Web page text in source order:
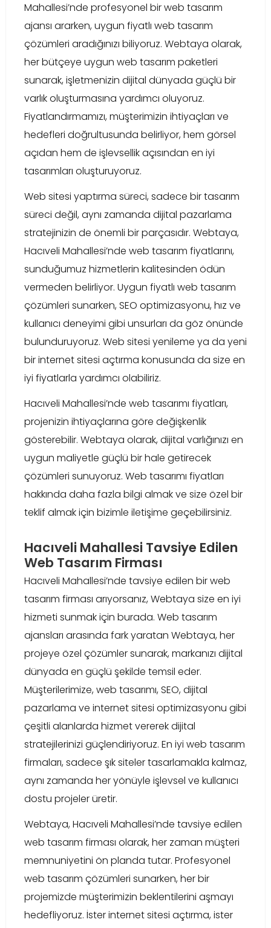
Mahallesi’nde profesyonel bir web tasarım
ajansı ararken, uygun fiyatlı web tasarım
çözümleri aradığınızı biliyoruz. Webtaya olarak,
her bütçeye uygun web tasarım paketleri
sunarak, işletmenizin dijital dünyada güçlü bir
varlık oluşturmasına yardımcı oluyoruz.
Fiyatlandırmamızı, müşterimizin ihtiyaçları ve
hedefleri doğrultusunda belirliyor, hem görsel
açıdan hem de işlevsellik açısından en iyi
tasarımları oluşturuyoruz.
Web sitesi yaptırma süreci, sadece bir tasarım
süreci değil, aynı zamanda dijital pazarlama
stratejinizin de önemli bir parçasıdır. Webtaya,
Hacıveli Mahallesi’nde web tasarım fiyatlarını,
sunduğumuz hizmetlerin kalitesinden ödün
vermeden belirliyor. Uygun fiyatlı web tasarım
çözümleri sunarken, SEO optimizasyonu, hız ve
kullanıcı deneyimi gibi unsurları da göz önünde
bulunduruyoruz. Web sitesi yenileme ya da yeni
bir internet sitesi açtırma konusunda da size en
iyi fiyatlarla yardımcı olabiliriz.
Hacıveli Mahallesi’nde web tasarımı fiyatları,
projenizin ihtiyaçlarına göre değişkenlik
gösterebilir. Webtaya olarak, dijital varlığınızı en
uygun maliyetle güçlü bir hale getirecek
çözümleri sunuyoruz. Web tasarımı fiyatları
hakkında daha fazla bilgi almak ve size özel bir
teklif almak için bizimle iletişime geçebilirsiniz.
Hacıveli Mahallesi Tavsiye Edilen
Web Tasarım Firması
Hacıveli Mahallesi’nde tavsiye edilen bir web
tasarım firması arıyorsanız, Webtaya size en iyi
hizmeti sunmak için burada. Web tasarım
ajansları arasında fark yaratan Webtaya, her
projeye özel çözümler sunarak, markanızı dijital
dünyada en güçlü şekilde temsil eder.
Müşterilerimize, web tasarımı, SEO, dijital
pazarlama ve internet sitesi optimizasyonu gibi
çeşitli alanlarda hizmet vererek dijital
stratejilerinizi güçlendiriyoruz. En iyi web tasarım
firmaları, sadece şık siteler tasarlamakla kalmaz,
aynı zamanda her yönüyle işlevsel ve kullanıcı
dostu projeler üretir.
Webtaya, Hacıveli Mahallesi’nde tavsiye edilen
web tasarım firması olarak, her zaman müşteri
memnuniyetini ön planda tutar. Profesyonel
web tasarım çözümleri sunarken, her bir
projemizde müşterimizin beklentilerini aşmayı
hedefliyoruz. İster internet sitesi açtırma, ister